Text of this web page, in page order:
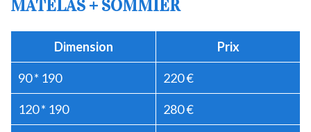
MATELAS + SOMMIER
Dimension Prix
90 * 190 220 €
120 * 190 280 €